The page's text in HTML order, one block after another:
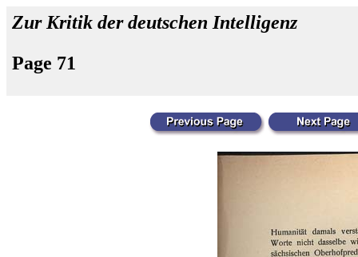
Zur Kritik der deutschen Intelligenz
Page 71